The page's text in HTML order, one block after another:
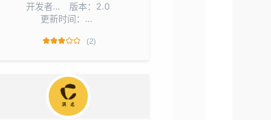
开发者： 网名工作室
版本：2.0
更新时间：2026-07-19
(2)